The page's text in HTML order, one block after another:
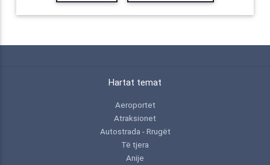
Hartat temat
Aeroportet
Atraksionet
Autostrada - Rrugët
Të tjera
Anije